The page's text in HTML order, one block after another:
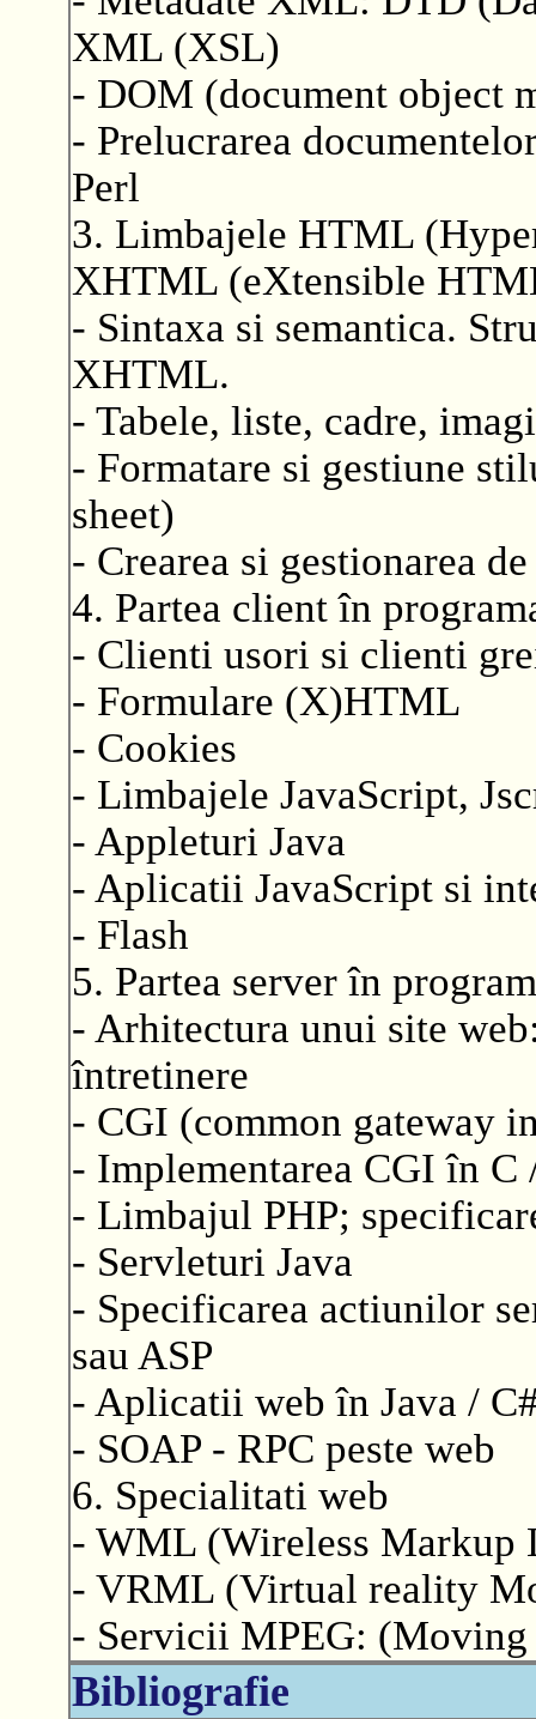
XML (XSL)
- DOM (document object
- Prelucrarea
Perl
3. Limbajele HTML
XHTML (eXtensible
- Sintaxa si semantica.
XHTML.
- Tabele, liste, cadre,
- Formatare si gestiune
sheet)
- Crearea si gestionarea
4. Partea client în
- Clienti usori si clienti
- Formulare (X)HTML
- Cookies
- Limbajele JavaScript,
- Appleturi Java
- Aplicatii JavaScript si
- Flash
5. Partea server în
- Arhitectura unui site
întretinere
- CGI (common gateway
- Implementarea CGI în
- Limbajul PHP;
- Servleturi Java
- Specificarea actiunilor
sau ASP
- Aplicatii web în Java /
- SOAP - RPC peste web
6. Specialitati web
- WML (Wireless Markup
- VRML (Virtual reality
- Servicii MPEG:
Bibliografie